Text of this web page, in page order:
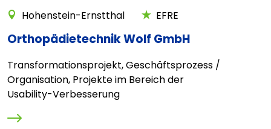
Hohenstein-Ernstthal EFRE
Orthopädietechnik Wolf GmbH
Transformationsprojekt, Geschäftsprozess /
Organisation, Projekte im Bereich der
Usability-Verbesserung